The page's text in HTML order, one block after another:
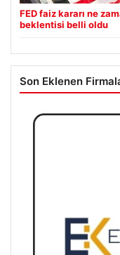
FED faiz kararı ne
beklentisi belli oldu
Son Eklenen